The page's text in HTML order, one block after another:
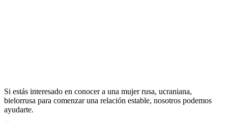
Si estás interesado en conocer a una mujer rusa, ucraniana,
bielorrusa para comenzar una relación estable, nosotros podemos
ayudarte.